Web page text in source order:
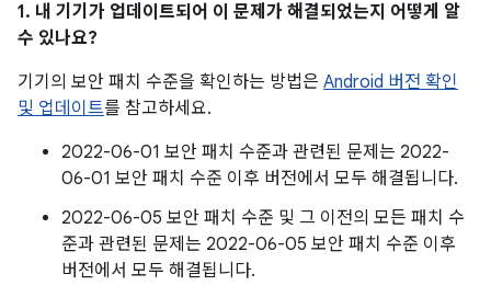
1. 내 기기가 업데이트되어 이 문제가 해결되었는지 어떻게 알
수 있나요?
기기의 보안 패치 수준을 확인하는 방법은 Android 버전 확인
및 업데이트를 참고하세요.
2022-06-01 보안 패치 수준과 관련된 문제는 2022-
06-01 보안 패치 수준 이후 버전에서 모두 해결됩니다.
2022-06-05 보안 패치 수준 및 그 이전의 모든 패치 수
준과 관련된 문제는 2022-06-05 보안 패치 수준 이후
버전에서 모두 해결됩니다.